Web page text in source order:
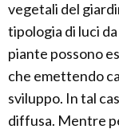
vegetali del
tipologia di luci
piante possono
che emettendo
sviluppo. In tal
diffusa. Mentre